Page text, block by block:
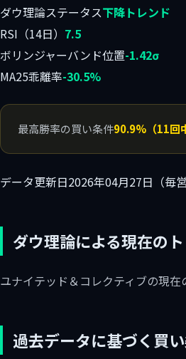
ダウ理論ステータス下降トレンド
RSI（14日） 7.5
ボリンジャーバンド位置-1.42σ
MA25乖離率-30.5%
最高勝率の買い条件90.9%（11回
データ更新日2026年04月27日（毎
ダウ理論による現在の
ユナイテッド＆コレクティブの現
過去データに基づく買